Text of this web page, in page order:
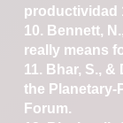
productividad
10. Bennett,
really means
11. Bhar, S., &
the Planetary-
Forum.